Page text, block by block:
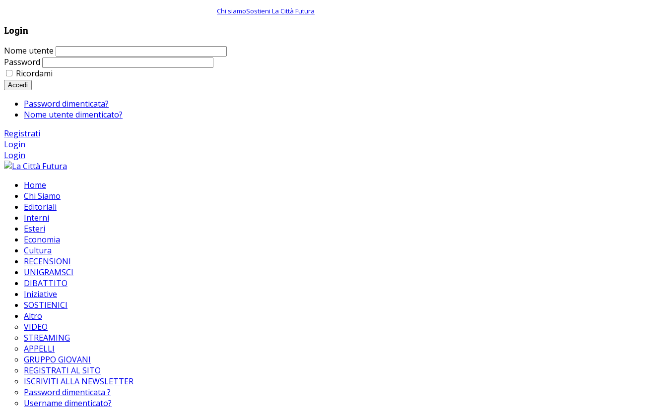
Chi siamoSostieni La Città Futura
Login
Nome utente
Password
Ricordami
Accedi
Password dimenticata?
Nome utente dimenticato?
Registrati
Login
Login
Home
Chi Siamo
Editoriali
Interni
Esteri
Economia
Cultura
RECENSIONI
UNIGRAMSCI
DIBATTITO
Iniziative
SOSTIENICI
Altro
VIDEO
STREAMING
APPELLI
GRUPPO GIOVANI
REGISTRATI AL SITO
ISCRIVITI ALLA NEWSLETTER
Password dimenticata ?
Username dimenticato?